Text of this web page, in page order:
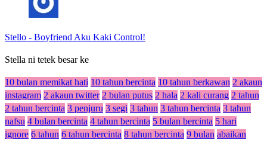
Stello - Boyfriend Aku Kaki Control!
Stella ni tetek besar ke
10 bulan memikat hati 10 tahun bercinta 10 tahun berkawan 2 akaun
instagram 2 akaun twitter 2 bulan putus 2 hala 2 kali curang 2 tahun
2 tahun bercinta 3 penjuru 3 segi 3 tahun 3 tahun bercinta 3 tahun
nafsu 4 bulan bercinta 4 tahun bercinta 5 bulan bercinta 5 hari
ignore 6 tahun 6 tahun bercinta 8 tahun bercinta 9 bulan abaikan